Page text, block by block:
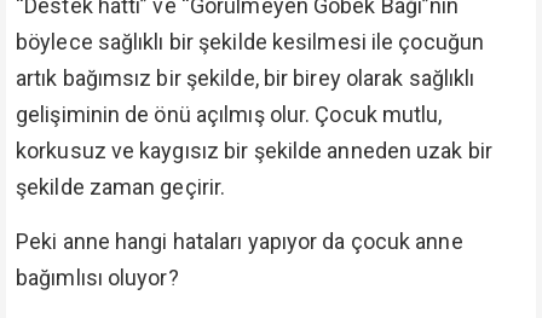
“Destek hattı” ve “Görülmeyen Göbek Bağı”nın
böylece sağlıklı bir şekilde kesilmesi ile çocuğun
artık bağımsız bir şekilde, bir birey olarak sağlıklı
gelişiminin de önü açılmış olur. Çocuk mutlu,
korkusuz ve kaygısız bir şekilde anneden uzak bir
şekilde zaman geçirir.
Peki anne hangi hataları yapıyor da çocuk anne
bağımlısı oluyor?